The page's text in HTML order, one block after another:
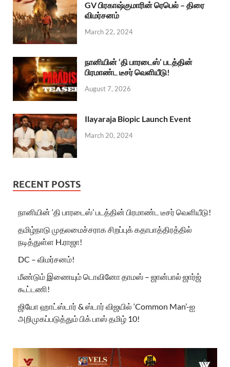
GV பிரகாஷ்குமாரின் ரெபெல் – திரை
விமர்சனம்
March 22, 2024
நானியின் ‘தி பாரடைஸ்’ படத்தின்
பிரமாண்ட டீசர் வெளியீடு!
August 7, 2026
Ilayaraja Biopic Launch Event
March 20, 2024
RECENT POSTS
நானியின் ‘தி பாரடைஸ்’ படத்தின் பிரமாண்ட டீசர் வெளியீடு!
தமிழ்நாடு முதலமைச்சராக சிறப்புக் கதாபாத்திரத்தில்
நடித்துள்ள H.ராஜா!
DC – விமர்சனம்!
மீண்டும் இணையும் டொவினோ தாமஸ் – ஜான்பால் ஜார்ஜ்
கூட்டணி!
ஜியோ ஹாட்ஸ்டார் & ஸ்டார் விஜயில் ‘Common Man’-ஐ
அறிமுகப்படுத்தும் பிக் பாஸ் தமிழ் 10!